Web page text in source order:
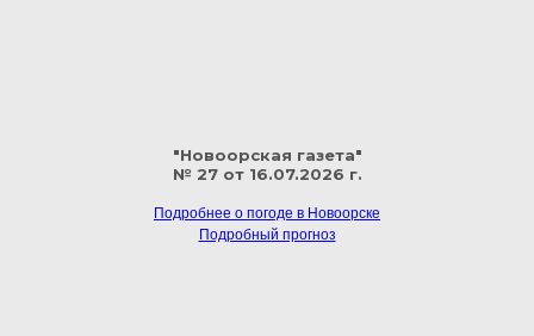
"Новоорская газета"
№ 27 от 16.07.2026 г.
Подробнее о погоде в Новоорске
Подробный прогноз